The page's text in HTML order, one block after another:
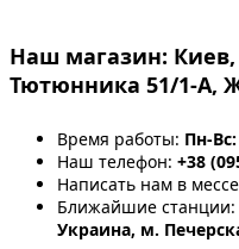
Наш магазин:
Тютюнника 51/1-А,
Время работы: Пн-
Наш телефон: +38
Написать нам в
Ближайшие станции:
Украина, м.